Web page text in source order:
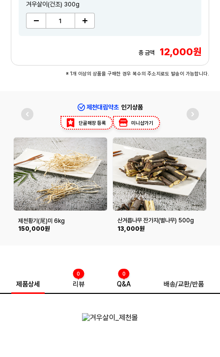
겨우살이(건조) 300g
총 금액 12,000원
※ 1개 이상의 상품을 구매한 경우 복수의 주소지로도 발송이 가능합니다.
제천대림약초 인기상품
단골매장 등록 미니샵가기
제천황기(尾)미 6kg
150,000원
산겨릅나무 잔가지(벌나무) 500g
13,000원
제품상세 리뷰
0
Q&A
0
배송/교환/반품